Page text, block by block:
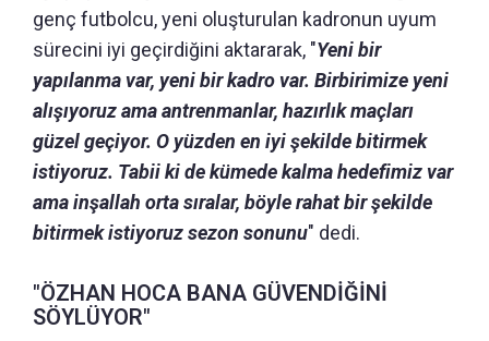
genç futbolcu, yeni oluşturulan kadronun uyum
sürecini iyi geçirdiğini aktararak, "Yeni bir
yapılanma var, yeni bir kadro var. Birbirimize yeni
alışıyoruz ama antrenmanlar, hazırlık maçları
güzel geçiyor. O yüzden en iyi şekilde bitirmek
istiyoruz. Tabii ki de kümede kalma hedefimiz var
ama inşallah orta sıralar, böyle rahat bir şekilde
bitirmek istiyoruz sezon sonunu" dedi.
"ÖZHAN HOCA BANA GÜVENDİĞİNİ
SÖYLÜYOR"